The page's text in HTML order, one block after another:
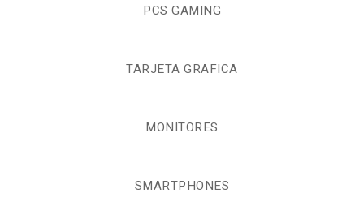
PCS GAMING
TARJETA GRAFICA
MONITORES
SMARTPHONES